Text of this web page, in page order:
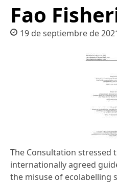
Fao
19 de septiembre de
The Consultation stressed
internationally agreed
the misuse of ecolabelling